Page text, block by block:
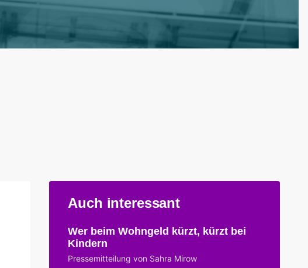
Auch interessant
Wer beim Wohngeld kürzt, kürzt bei
Kindern
Pressemitteilung von Sahra Mirow